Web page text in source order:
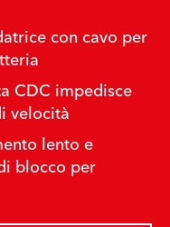
con cavo per
CDC impedisce
velocità
lento e
blocco per